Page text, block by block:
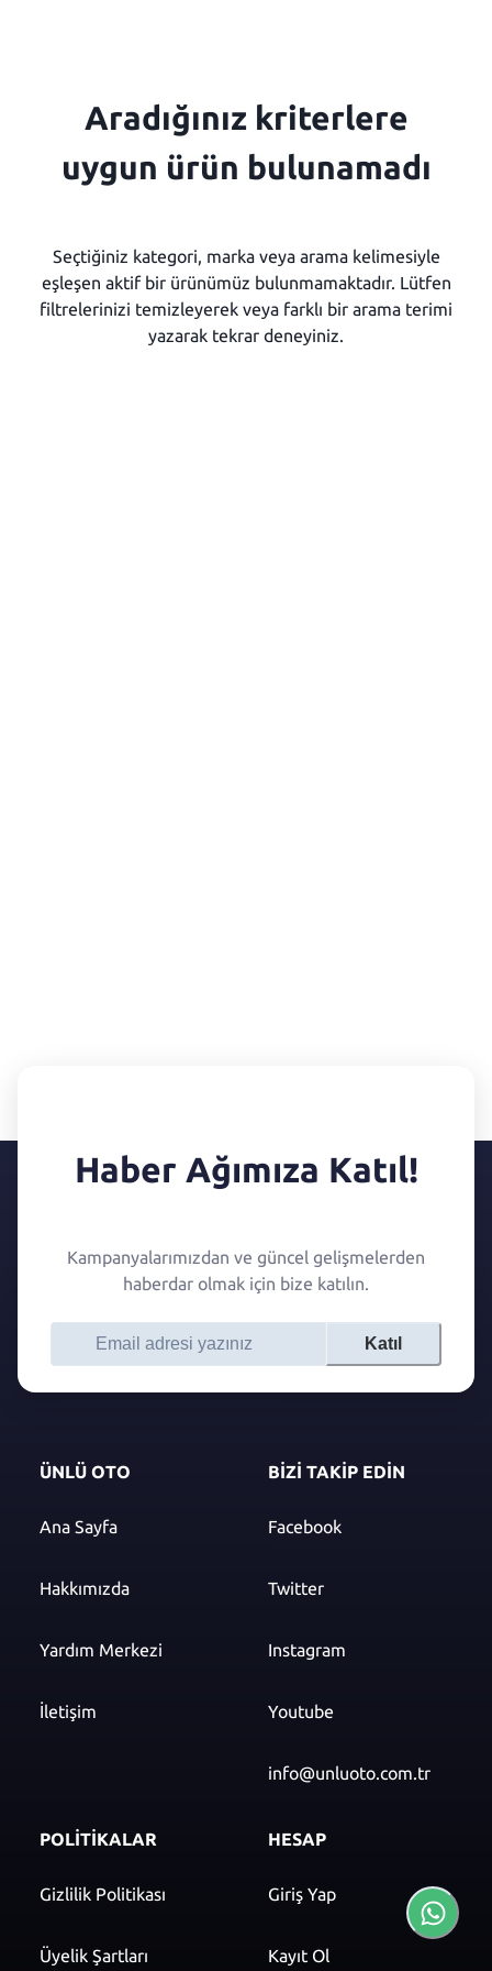
Aradığınız kriterlere
uygun ürün bulunamadı
Seçtiğiniz kategori, marka veya arama kelimesiyle
eşleşen aktif bir ürünümüz bulunmamaktadır. Lütfen
filtrelerinizi temizleyerek veya farklı bir arama terimi
yazarak tekrar deneyiniz.
Haber Ağımıza Katıl!
Kampanyalarımızdan ve güncel gelişmelerden
haberdar olmak için bize katılın.
Katıl
ÜNLÜ OTO
Ana Sayfa
Hakkımızda
Yardım Merkezi
İletişim
BİZİ TAKİP EDİN
Facebook
Twitter
Instagram
Youtube
info@unluoto.com.tr
POLİTİKALAR
Gizlilik Politikası
Üyelik Şartları
HESAP
Giriş Yap
Kayıt Ol